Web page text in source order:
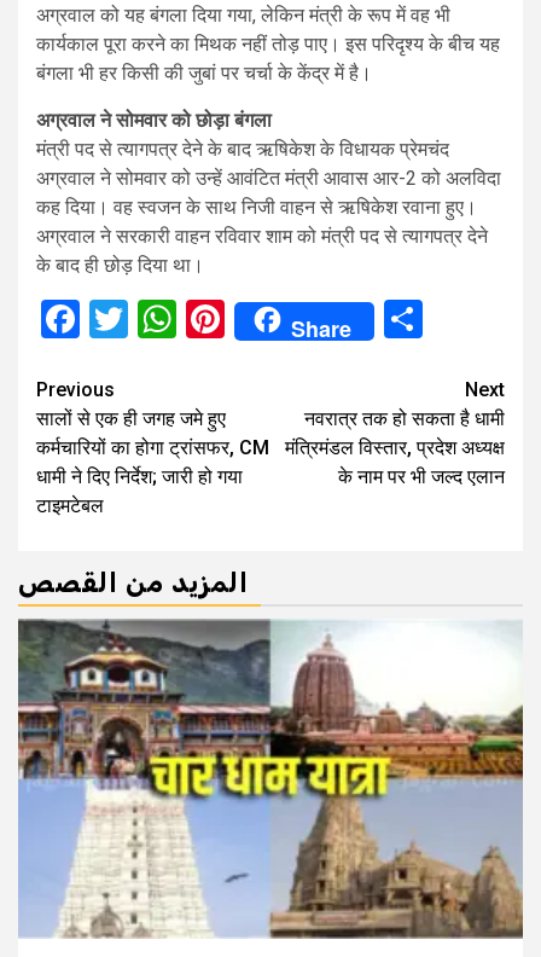
अग्रवाल को यह बंगला दिया गया, लेकिन मंत्री के रूप में वह भी
कार्यकाल पूरा करने का मिथक नहीं तोड़ पाए। इस परिदृश्य के बीच यह
बंगला भी हर किसी की जुबां पर चर्चा के केंद्र में है।
अग्रवाल ने सोमवार को छोड़ा बंगला
मंत्री पद से त्यागपत्र देने के बाद ऋषिकेश के विधायक प्रेमचंद
अग्रवाल ने सोमवार को उन्हें आवंटित मंत्री आवास आर-2 को अलविदा
कह दिया। वह स्वजन के साथ निजी वाहन से ऋषिकेश रवाना हुए।
अग्रवाल ने सरकारी वाहन रविवार शाम को मंत्री पद से त्यागपत्र देने
के बाद ही छोड़ दिया था।
Facebook
TwitterWhatsApp
Pinterest
Share
Continue
Reading
Previous
सालों से एक ही जगह जमे हुए
कर्मचारियों का होगा ट्रांसफर, CM
धामी ने दिए निर्देश; जारी हो गया
टाइमटेबल
Next
नवरात्र तक हो सकता है धामी
मंत्रिमंडल विस्तार, प्रदेश अध्यक्ष
के नाम पर भी जल्द एलान
المزيد من القصص